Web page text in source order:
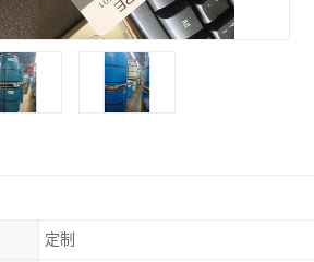
定制